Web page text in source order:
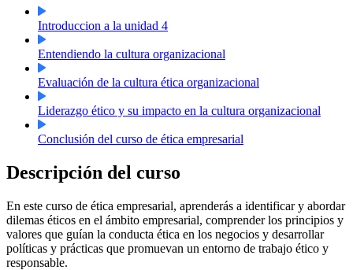
Introduccion a la unidad 4
Entendiendo la cultura organizacional
Evaluación de la cultura ética organizacional
Liderazgo ético y su impacto en la cultura organizacional
Conclusión del curso de ética empresarial
Descripción del curso
En este curso de ética empresarial, aprenderás a identificar y abordar
dilemas éticos en el ámbito empresarial, comprender los principios y
valores que guían la conducta ética en los negocios y desarrollar
políticas y prácticas que promuevan un entorno de trabajo ético y
responsable.